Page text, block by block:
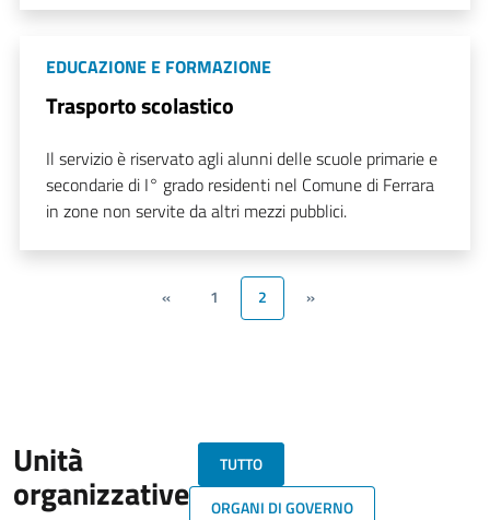
EDUCAZIONE E FORMAZIONE
Trasporto scolastico
Il servizio è riservato agli alunni delle scuole primarie e
secondarie di I° grado residenti nel Comune di Ferrara
in zone non servite da altri mezzi pubblici.
« 1 2 »
Unità
organizzative
TUTTO
ORGANI DI GOVERNO